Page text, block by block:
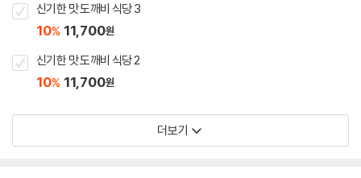
신기한 맛 도깨비 식당 3
10% 11,700원
신기한 맛 도깨비 식당 2
10% 11,700원
더보기